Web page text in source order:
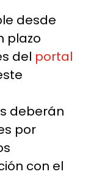
desde
plazo
del portal
deberán
por
con el